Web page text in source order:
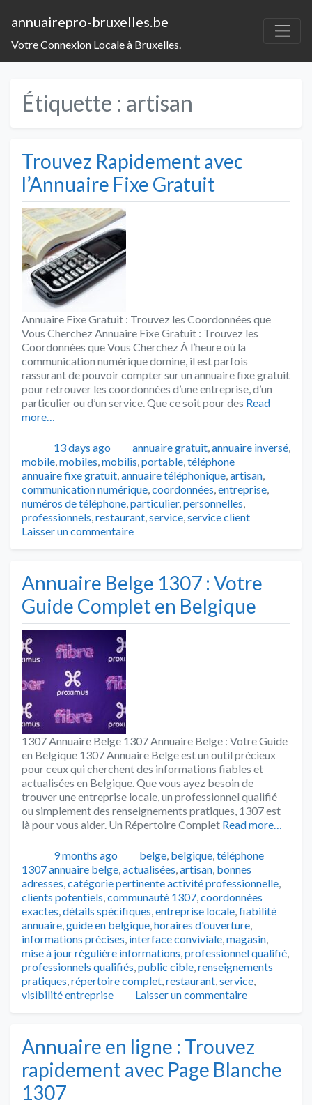
annuairepro-bruxelles.be
Votre Connexion Locale à Bruxelles.
Étiquette : artisan
Trouvez Rapidement avec
l’Annuaire Fixe Gratuit
Annuaire Fixe Gratuit : Trouvez les Coordonnées que
Vous Cherchez Annuaire Fixe Gratuit : Trouvez les
Coordonnées que Vous Cherchez À l’heure où la
communication numérique domine, il est parfois
rassurant de pouvoir compter sur un annuaire fixe gratuit
pour retrouver les coordonnées d’une entreprise, d’un
particulier ou d’un service. Que ce soit pour des Read
more…
Publié13 days ago Catégories
annuaire gratuit,annuaire inversé,
mobile,mobiles,mobilis,portable,téléphone
annuaire fixe gratuit,annuaire téléphonique,artisan,
communication numérique,coordonnées,entreprise,
numéros de téléphone,particulier,personnelles,
professionnels,restaurant,service,service client
Laisser un commentaire
Annuaire Belge 1307 : Votre
Guide Complet en Belgique
1307 Annuaire Belge 1307 Annuaire Belge : Votre Guide
en Belgique 1307 Annuaire Belge est un outil précieux
pour ceux qui cherchent des informations fiables et
actualisées en Belgique. Que vous ayez besoin de
trouver une entreprise locale, un professionnel qualifié
ou simplement des renseignements pratiques, 1307 est
là pour vous aider. Un Répertoire Complet Read more…
Publié9 months ago Catégories
belge, belgique,téléphone
1307 annuaire belge,actualisées,artisan, bonnes
adresses,catégorie pertinente activité professionnelle,
clients potentiels,communauté 1307,coordonnées
exactes,détails spécifiques,entreprise locale,fiabilité
annuaire,guide en belgique,horaires d'ouverture,
informations précises, interface conviviale,magasin,
mise à jour régulière informations,professionnel qualifié,
professionnels qualifiés,public cible,renseignements
pratiques,répertoire complet,restaurant,service,
visibilité entreprise
Laisser un commentaire
Annuaire en ligne : Trouvez
rapidement avec Page Blanche
1307